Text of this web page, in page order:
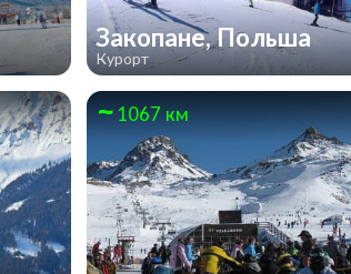
Закопане, Польша
Курорт
1067 км